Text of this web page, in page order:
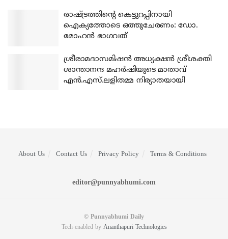
രാഷ്ട്രത്തിന്റെ കെട്ടുറപ്പിനായി
ഐക്യത്തോടെ ഒത്തുചേരണം: ഡോ.
മോഹന്‍ ഭാഗവത്
ശ്രീരാമദാസമിഷന്‍ അധ്യക്ഷന്‍ ശ്രീശക്തി
ശാന്താനന്ദ മഹര്‍ഷിയുടെ മാതാവ്
എന്‍.എസ്.ലളിതമ്മ നിര്യാതയായി
About Us Contact Us Privacy Policy Terms & Conditions
editor@punnyabhumi.com
© Punnyabhumi Daily
Tech-enabled by Ananthapuri Technologies